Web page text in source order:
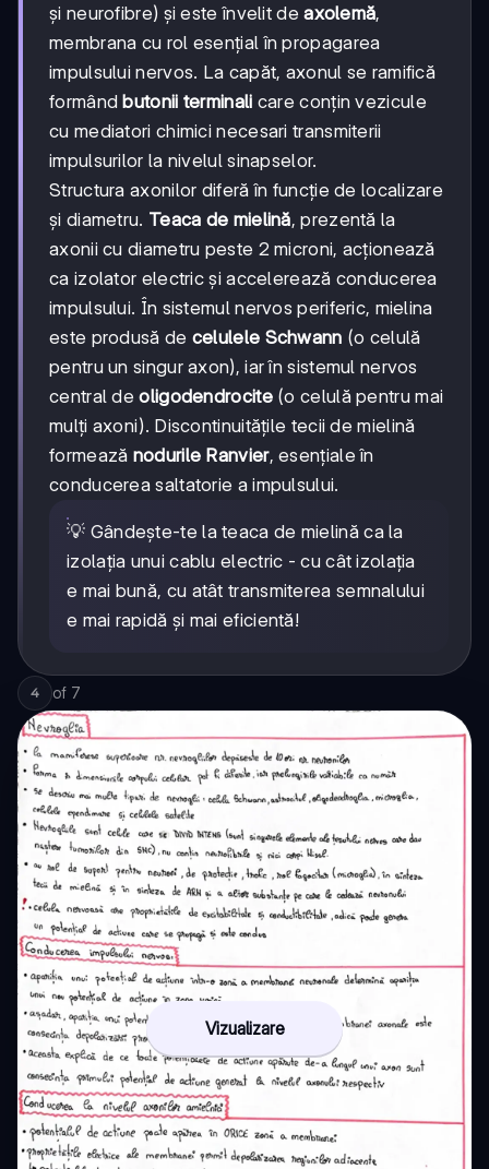
și neurofibre) și este învelit deaxolemă,
membrana cu rol esențial în propagarea
impulsului nervos. La capăt, axonul se ramifică
formândbutonii terminali care conțin vezicule
cu mediatori chimici necesari transmiterii
impulsurilor la nivelul sinapselor.
Structura axonilor diferă în funcție de localizare
și diametru. Teaca de mielină, prezentă la
axonii cu diametru peste 2 microni, acționează
ca izolator electric și accelerează conducerea
impulsului. În sistemul nervos periferic, mielina
este produsă de celulele Schwann (o celulă
pentru un singur axon), iar în sistemul nervos
central deoligodendrocite(o celulă pentru mai
mulți axoni). Discontinuitățile tecii de mielină
formează nodurile Ranvier, esențiale în
conducerea saltatorie a impulsului.
💡 Gândește-te la teaca de mielină ca la
izolația unui cablu electric - cu cât izolația
e mai bună, cu atât transmiterea semnalului
e mai rapidă și mai eficientă!
4 of 7
Vizualizare